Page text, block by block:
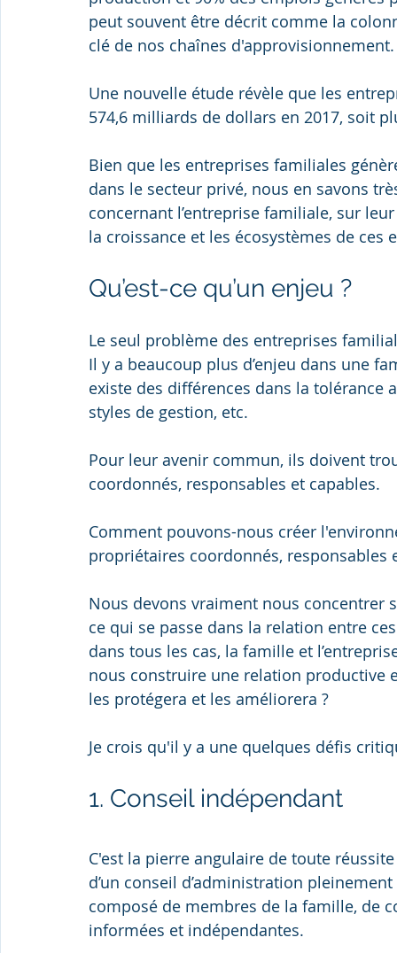
peut souvent être décrit comme la
clé de nos chaînes d'approvisionnement.
Une nouvelle étude révèle que les
574,6 milliards de dollars en 2017, soit
Bien que les entreprises familiales
dans le secteur privé, nous en savons
concernant l’entreprise familiale, sur
la croissance et les écosystèmes de ces
Qu’est-ce qu’un enjeu ?
Le seul problème des entreprises
Il y a beaucoup plus d’enjeu dans une
existe des différences dans la tolérance
styles de gestion, etc.
Pour leur avenir commun, ils doivent
coordonnés, responsables et capables.
Comment pouvons-nous créer
propriétaires coordonnés, responsables
Nous devons vraiment nous concentrer
ce qui se passe dans la relation entre
dans tous les cas, la famille et
nous construire une relation
les protégera et les améliorera ?
Je crois qu'il y a une quelques défis
1. Conseil indépendant
C'est la pierre angulaire de toute
d’un conseil d’administration
composé de membres de la famille, de
informées et indépendantes.